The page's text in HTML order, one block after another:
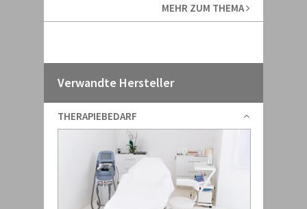
MEHR ZUM THEMA
Verwandte Hersteller
THERAPIEBEDARF